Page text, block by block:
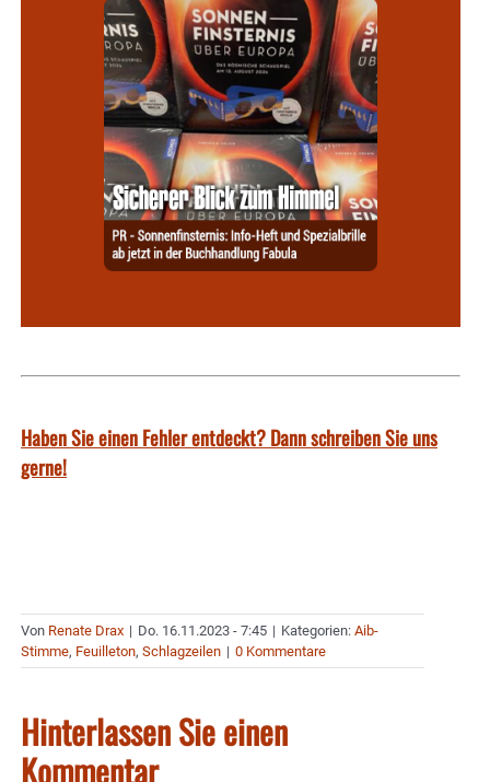
Haben Sie einen Fehler entdeckt? Dann schreiben Sie uns
gerne!
Von Renate Drax | Do. 16.11.2023 - 7:45 | Kategorien: Aib-
Stimme, Feuilleton, Schlagzeilen | 0 Kommentare
Hinterlassen Sie einen
Kommentar